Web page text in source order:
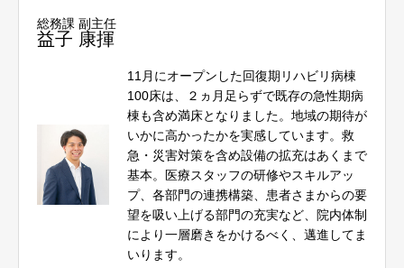
総務課 副主任
益子 康揮
11月にオープンした回復期リハビリ病棟
100床は、２ヵ月足らずで既存の急性期病
棟も含め満床となりました。地域の期待が
いかに高かったかを実感しています。救
急・災害対策を含め設備の拡充はあくまで
基本。医療スタッフの研修やスキルアッ
プ、各部門の連携構築、患者さまからの要
望を吸い上げる部門の充実など、院内体制
により一層磨きをかけるべく、邁進してま
いります。